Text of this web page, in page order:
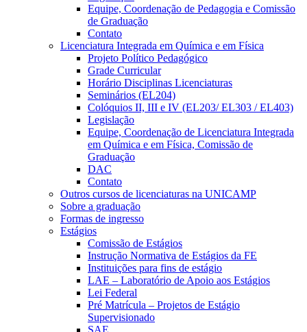
Equipe, Coordenação de Pedagogia e Comissão
de Graduação
Contato
Licenciatura Integrada em Química e em Física
Projeto Político Pedagógico
Grade Curricular
Horário Disciplinas Licenciaturas
Seminários (EL204)
Colóquios II, III e IV (EL203/ EL303 / EL403)
Legislação
Equipe, Coordenação de Licenciatura Integrada
em Química e em Física, Comissão de
Graduação
DAC
Contato
Outros cursos de licenciaturas na UNICAMP
Sobre a graduação
Formas de ingresso
Estágios
Comissão de Estágios
Instrução Normativa de Estágios da FE
Instituições para fins de estágio
LAE – Laboratório de Apoio aos Estágios
Lei Federal
Pré Matrícula – Projetos de Estágio
Supervisionado
SAE